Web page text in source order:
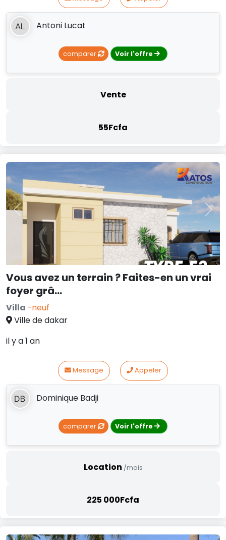
Antoni Lucat
comparer Voir l'offre
Vente
55Fcfa
Previous Next
Vous avez un terrain ? Faites-en un vrai
foyer grâ...
Villa -neuf
Ville de dakar
il y a 1 an
Message Appeler
Dominique Badji
comparer Voir l'offre
Location /mois
225 000Fcfa